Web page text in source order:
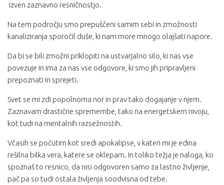
izven zaznavno resničnostjo.
Na tem področju smo prepuščeni samim sebi in zmožnosti
kanaliziranja sporočil duše, ki nam more mnogo olajšati napore.
Da bi se bili zmožni priklopiti na ustvarjalno silo, ki nas vse
povezuje in ima za nas vse odgovore, ki smo jih pripravljeni
prepoznati in sprejeti.
Svet se mi zdi popolnoma nor in prav tako dogajanje v njem.
Zaznavam drastične spremembe, tako na energetskem nivoju,
kot tudi na mentalnih razsežnostih.
Včasih se počutim kot sredi apokalipse, v kateri mi je edina
rešilna bilka vera, katere se oklepam. In toliko težja je naloga, ko
spoznaš to resnico, da nisi odgovoren samo za lastno življenje,
pač pa so tudi ostala življenja soodvisna od tebe.